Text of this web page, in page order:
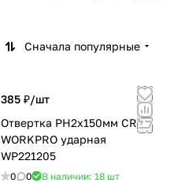
Сначала популярные
385 ₽/шт
Отвертка PH2x150мм CR-V
WORKPRO ударная
WP221205
0 0 В наличии: 18 шт